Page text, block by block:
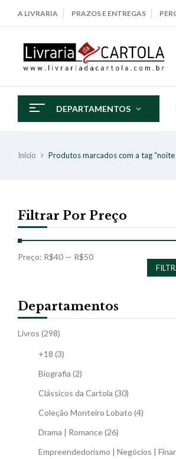
A LIVRARIA PRAZOS E ENTREGAS
DEPARTAMENTOS
Início Produtos marcados com a tag
Filtrar Por Preço
Preço: R$40 — R$50
Departamentos
Livros (298)
+18 (3)
Biografia (2)
Clássicos da Cartola (30)
Coleção Monteiro Lobato (4)
Drama | Romance(26)
Empreendedorismo | Negócios |